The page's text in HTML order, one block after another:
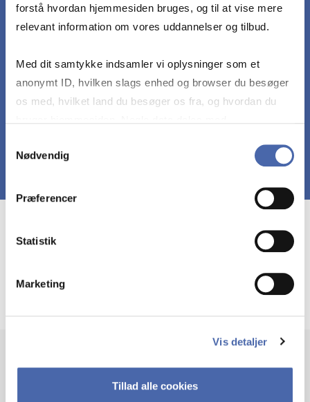
forstå hvordan hjemmesiden bruges, og til at vise mere
relevant information om vores uddannelser og tilbud.
Med dit samtykke indsamler vi oplysninger som et
anonymt ID, hvilken slags enhed og browser du besøger
os med, hvilket land du besøger os fra, og hvordan du
markedsføring. Du bestemmer selv - og kan altid trække
Nødvendig
Præferencer
Statistik
Marketing
Vis detaljer
Tillad alle cookies
• Diskutere mulighederne for anvendelse af
• Forklare rapporteringen af IT revisionen
Grundlæggende viden om revision svarende til